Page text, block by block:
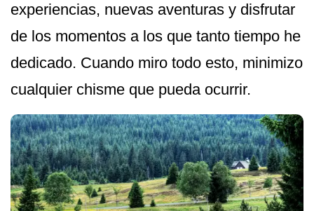
experiencias, nuevas aventuras y disfrutar
de los momentos a los que tanto tiempo he
dedicado. Cuando miro todo esto, minimizo
cualquier chisme que pueda ocurrir.